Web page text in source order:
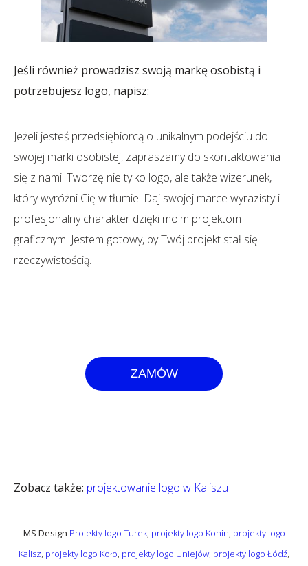
Jeśli również prowadzisz swoją markę osobistą i
potrzebujesz logo, napisz:
Jeżeli jesteś przedsiębiorcą o unikalnym podejściu do
swojej marki osobistej, zapraszamy do skontaktowania
się z nami. Tworzę nie tylko logo, ale także wizerunek,
który wyróżni Cię w tłumie. Daj swojej marce wyrazisty i
profesjonalny charakter dzięki moim projektom
graficznym. Jestem gotowy, by Twój projekt stał się
rzeczywistością.
ZAMÓW
Zobacz także: projektowanie logo w Kaliszu
MS Design Projekty logo Turek, projekty logo Konin, projekty logo
Kalisz, projekty logo Koło, projekty logo Uniejów, projekty logo Łódź,